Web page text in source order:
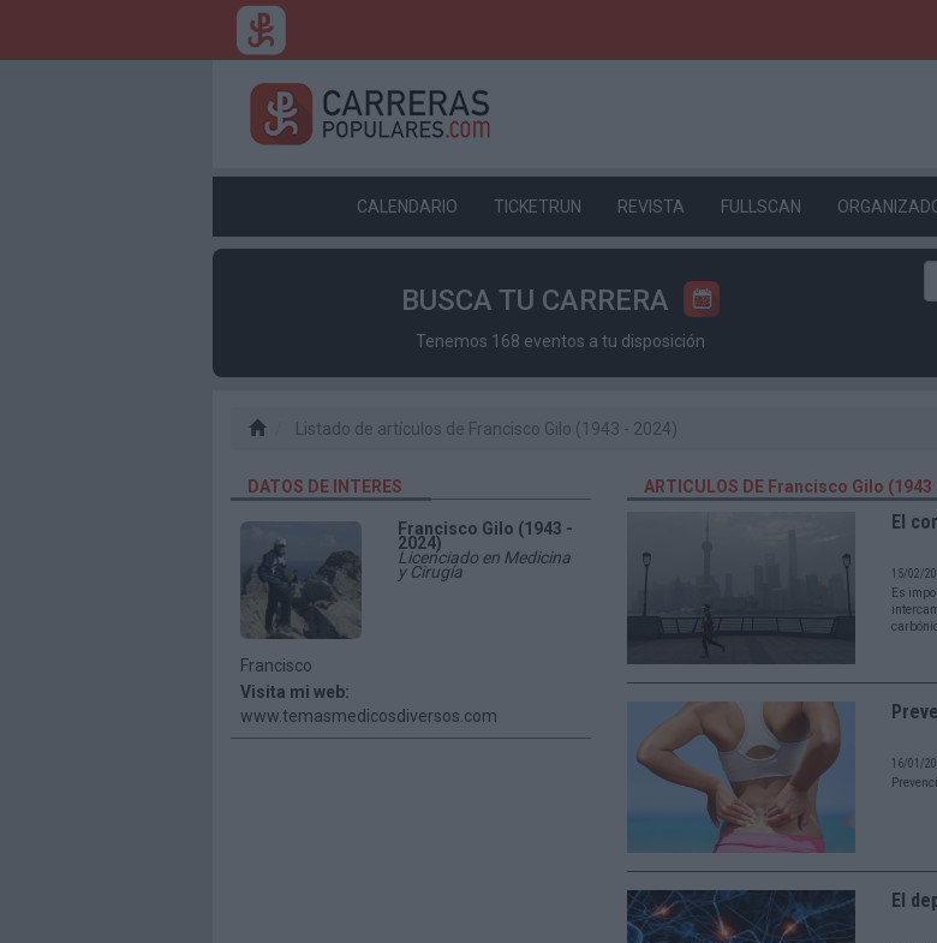
CALENDARIO TICKETRUN REVISTA FULLSCAN
BUSCA TU CARRERA
Tenemos 168 eventos a tu disposición
Listado de artículos de Francisco Gilo (1943 - 2024)
DATOS DE INTERES
Francisco Gilo (1943 -
2024)
Licenciado en Medicina
y Cirugía
Francisco
Visita mi web:
www.temasmedicosdiversos.com
ARTICULOS DE Francisco Gilo (1943
El
15/02/
Es
16/01/
El